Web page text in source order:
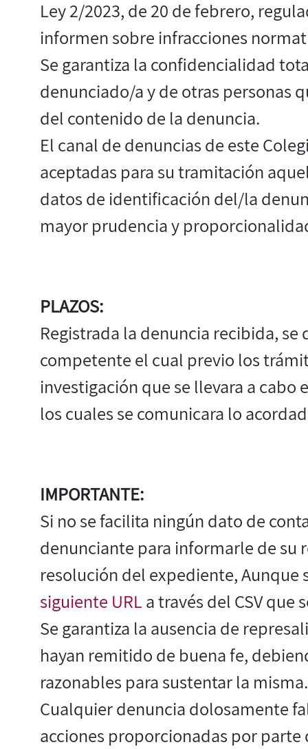
Ley 2/2023, de 20 de febrero,
informen sobre infracciones
Se garantiza la confidencialidad
denunciado/a y de otras personas
del contenido de la denuncia.
El canal de denuncias de este
aceptadas para su tramitación
datos de identificación del/la
mayor prudencia y
PLAZOS:
Registrada la denuncia recibida,
competente el cual previo los
investigación que se llevara a
los cuales se comunicara lo
IMPORTANTE:
Si no se facilita ningún dato de
denunciante para informarle de su
resolución del expediente,
siguiente URL a través del CSV que
Se garantiza la ausencia de
hayan remitido de buena fe,
razonables para sustentar la misma.
Cualquier denuncia dolosamente
acciones proporcionadas por parte